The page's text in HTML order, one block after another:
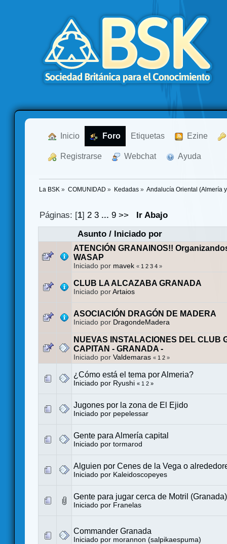
Inicio Foro Etiquetas Ezine
Registrarse Webchat Ayuda
La BSK » COMUNIDAD » Kedadas» Andalucía Oriental (Almería
Páginas: [1]2 3 ...9 >>
Ir Abajo
Asunto/ Iniciado por
ATENCIÓN GRANAINOS!!
WASAP
Iniciado por mavek « 1 2 3 4 »
CLUB LA ALCAZABA GRANADA
Iniciado por Artaios
ASOCIACIÓN DRAGÓN DE MADERA
Iniciado por DragondeMadera
NUEVAS INSTALACIONES DEL CLUB
CAPITAN - GRANADA -
Iniciado por Valdemaras « 1 2 »
¿Cómo está el tema por Almeria?
Iniciado por Ryushi « 1 2 »
Jugones por la zona de El Ejido
Iniciado por pepelessar
Gente para Almería capital
Iniciado por tormarod
Alguien por Cenes de la Vega o
Iniciado por Kaleidoscopeyes
Gente para jugar cerca de Motril (Granada)
Iniciado por Franelas
Commander Granada
Iniciado por morannon (salpikaespuma)